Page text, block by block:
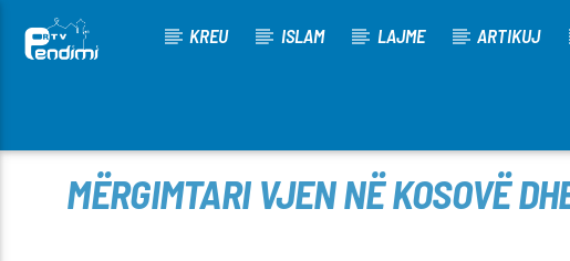
KREU ISLAM LAJME ARTIKUJ
MËRGIMTARI VJEN NË KOSOVË